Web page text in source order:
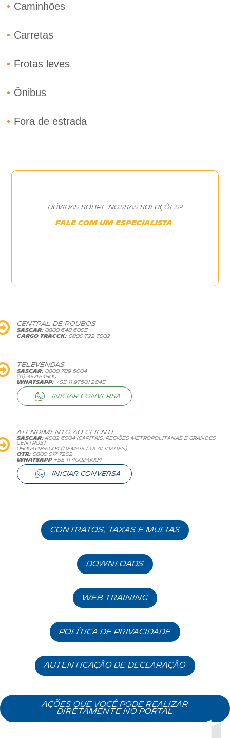
• Caminhões
• Carretas
• Frotas leves
• Ônibus
• Fora de estrada
DÚVIDAS SOBRE NOSSAS SOLUÇÕES?
FALE COM UM ESPECIALISTA
CENTRAL DE ROUBOS
SASCAR: 0800-648-6003
CARGO TRACCK: 0800-722-7002
TELEVENDAS
SASCAR:0800-789-6004
(11) 3579-4800
WHATSAPP: +55 11 97601-2845
INICIAR CONVERSA
ATENDIMENTO AO CLIENTE
SASCAR: 4002-6004 (CAPITAIS, REGIÕES METROPOLITANAS E GRANDES
CENTROS)
0800-648-6004 (DEMAIS LOCALIDADES)
OTR: 0800-017-7202
whatsapp +55 11 4002-6004
INICIAR CONVERSA
contratos, taxas e multas
DOWNLOADS
WEB TRAINING
política de privacidade
AUTENTICAÇÃO DE DECLARAÇÃO
AÇÕES QUE VOCÊ PODE REALIZAR
DIRETAMENTE NO PORTAL